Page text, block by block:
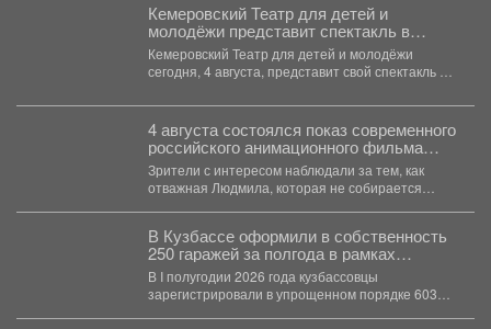
Кемеровский Театр для детей и
молодёжи представит спектакль в
Москве
Кемеровский Театр для детей и молодёжи
сегодня, 4 августа, представит свой спектакль на
4 августа состоялся показ современного
российского анимационного фильма
«Руслан и Людмила. Больше, чем
сказка» (2023).
Зрители с интересом наблюдали за тем, как
отважная Людмила, которая не собирается
В Кузбассе оформили в собственность
250 гаражей за полгода в рамках
«гаражной амнистии»
В I полугодии 2026 года кузбассовцы
зарегистрировали в упрощенном порядке 603